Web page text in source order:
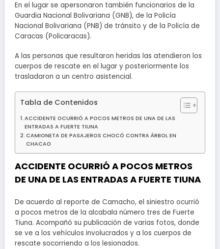
En el lugar se apersonaron también funcionarios de la
Guardia Nacional Bolivariana (GNB), de la Policía
Nacional Bolivariana (PNB) de tránsito y de la Policía de
Caracas (Policaracas).
A las personas que resultaron heridas las atendieron los
cuerpos de rescate en el lugar y posteriormente los
trasladaron a un centro asistencial.
Tabla de Contenidos
ACCIDENTE OCURRIÓ A POCOS METROS DE UNA DE LAS
ENTRADAS A FUERTE TIUNA
CAMIONETA DE PASAJEROS CHOCÓ CONTRA ÁRBOL EN
CHACAO
ACCIDENTE OCURRIÓ A POCOS METROS
DE UNA DE LAS ENTRADAS A FUERTE TIUNA
De acuerdo al reporte de Camacho, el siniestro ocurrió
a pocos metros de la alcabala número tres de Fuerte
Tiuna. Acompañó su publicación de varias fotos, donde
se ve a los vehículos involucrados y a los cuerpos de
rescate socorriendo a los lesionados.